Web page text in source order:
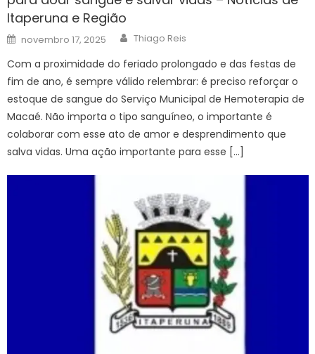
Itaperuna e Região
Posted
on
novembro 17, 2025 Author
Thiago Reis
Com a proximidade do feriado prolongado e das festas de
fim de ano, é sempre válido relembrar: é preciso reforçar o
estoque de sangue do Serviço Municipal de Hemoterapia de
Macaé. Não importa o tipo sanguíneo, o importante é
colaborar com esse ato de amor e desprendimento que
salva vidas. Uma ação importante para esse […]